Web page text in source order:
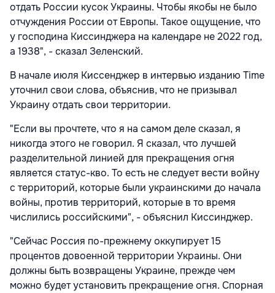
отдать России кусок Украины. Чтобы якобы не было
отчуждения России от Европы. Такое ощущение, что
у господина Киссинджера на календаре не 2022 год,
а 1938", - сказал Зеленский.
В начале июля Киссенджер в интервью изданию Time
уточнил свои слова, объяснив, что не призывал
Украину отдать свои территории.
"Если вы прочтете, что я на самом деле сказал, я
никогда этого не говорил. Я сказал, что лучшей
разделительной линией для прекращения огня
является статус-кво. То есть не следует вести войну
с территорий, которые были украинскими до начала
войны, против территорий, которые в то время
числились российскими", - объяснил Киссинджер.
"Сейчас Россия по-прежнему оккупирует 15
процентов довоенной территории Украины. Они
должны быть возвращены Украине, прежде чем
можно будет установить прекращение огня. Спорная